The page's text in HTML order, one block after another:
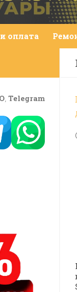
оплата
Telegram